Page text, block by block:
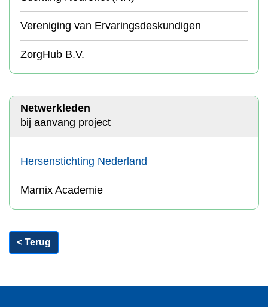
Vereniging van Ervaringsdeskundigen
ZorgHub B.V.
Netwerkleden
bij aanvang project
Hersenstichting Nederland
Marnix Academie
< Terug